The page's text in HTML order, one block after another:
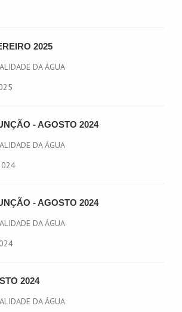
2025
DA ÁGUA
- AGOSTO 2024
DA ÁGUA
- AGOSTO 2024
DA ÁGUA
2024
DA ÁGUA